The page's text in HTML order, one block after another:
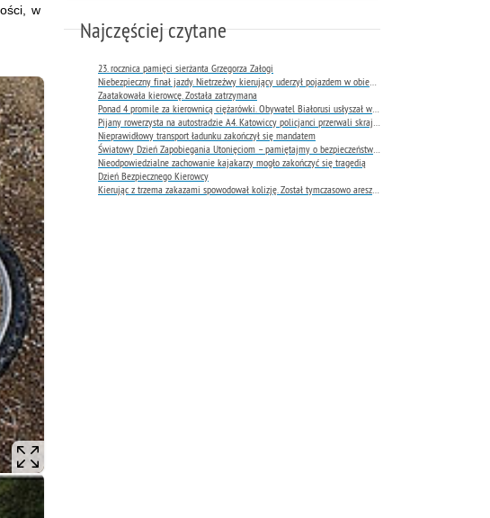
Najczęściej czytane
23. rocznica pamięci sierżanta Grzegorza Załogi
Zaatakowała kierowcę. Została zatrzymana
Nieprawidłowy transport ładunku zakończył się mandatem
Nieodpowiedzialne zachowanie kajakarzy mogło zakończyć się tragedią
Dzień Bezpiecznego Kierowcy
w